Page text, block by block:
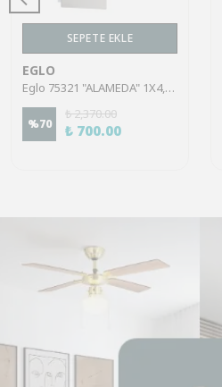
SEPETE EKLE
EGLO
Eglo 75321 "ALAMEDA" 1X4,5W Çelik Nikel Mat Sıva Üstü Spot
%70
₺ 2,370.00
₺ 700.00